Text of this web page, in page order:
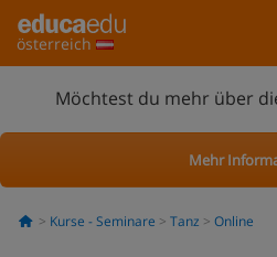
österreich
Möchtest du mehr über
Mehr
Kurse - Seminare Tanz Online